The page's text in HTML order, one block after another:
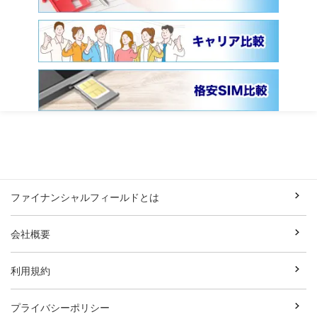
ファイナンシャルフィールドとは
会社概要
利用規約
プライバシーポリシー